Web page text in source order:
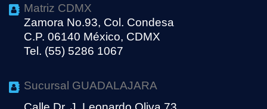
Matriz CDMX
Zamora No.93, Col. Condesa
C.P. 06140 México, CDMX
Tel. (55) 5286 1067
Sucursal GUADALAJARA